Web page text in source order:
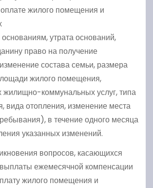
жилого помещения и
утрата оснований,
право на получение
состава семьи, размера
жилого помещения,
жилищно-коммунальных услуг, типа
вида отопления, изменение места
в течение одного месяца
указанных изменений.
вопросов, касающихся
ежемесячной компенсации
жилого помещения и